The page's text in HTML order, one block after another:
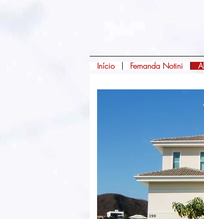
Início Fernanda Notini